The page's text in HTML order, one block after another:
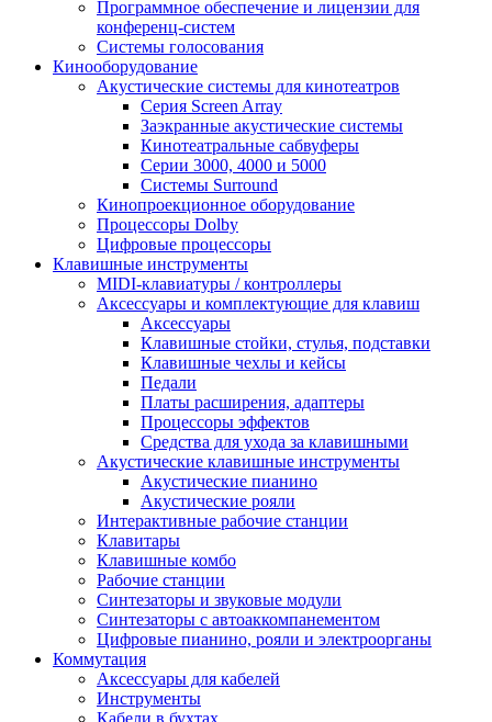
Программное обеспечение и лицензии для
конференц-систем
Системы голосования
Кинооборудование
Акустические системы для кинотеатров
Cерия Screen Array
Заэкранные акустические системы
Кинотеатральные сабвуферы
Серии 3000, 4000 и 5000
Системы Surround
Кинопроекционное оборудование
Процессоры Dolby
Цифровые процессоры
Клавишные инструменты
MIDI-клавиатуры / контроллеры
Аксессуары и комплектующие для клавиш
Аксессуары
Клавишные стойки, стулья, подставки
Клавишные чехлы и кейсы
Педали
Платы расширения, адаптеры
Процессоры эффектов
Средства для ухода за клавишными
Акустические клавишные инструменты
Акустические пианино
Акустические рояли
Интерактивные рабочие станции
Клавитары
Клавишные комбо
Рабочие станции
Синтезаторы и звуковые модули
Синтезаторы с автоаккомпанементом
Цифровые пианино, рояли и электроорганы
Коммутация
Аксессуары для кабелей
Инструменты
Кабели в бухтах